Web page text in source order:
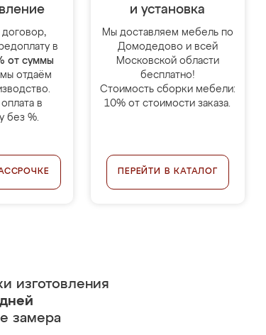
в
от суммы
отдаём
в
без %.
и установка
Мы доставляем мебель по
Домодедово и всей
Московской области
бесплатно!
Стоимость сборки мебели:
10% от стоимости заказа.
ПЕРЕЙТИ В КАТАЛОГ
изготовления
замера